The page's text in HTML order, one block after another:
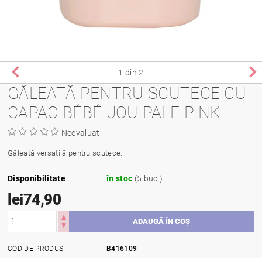
1 din 2
GĂLEATĂ PENTRU SCUTECE CU
CAPAC BÉBÉ-JOU PALE PINK
Neevaluat
Găleată versatilă pentru scutece.
Disponibilitate în stoc (5 buc.)
lei74,90
COD DE PRODUS
B416109